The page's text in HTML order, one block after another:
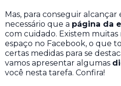
Mas, para conseguir alcançar
necessário que a página da
com cuidado. Existem
espaço no Facebook, o que
certas medidas para se
vamos apresentar algumas
você nesta tarefa. Confira!